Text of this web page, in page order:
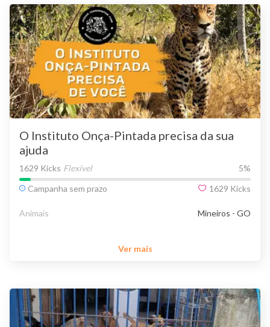
O Instituto Onça-Pintada precisa da sua
ajuda
1629 Kicks Flexível 5%
Campanha sem prazo
1629 Kicks
Animais Mineiros - GO
Ver mais